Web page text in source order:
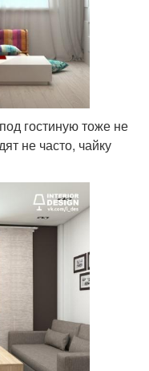
гостиную тоже не
не часто, чайку